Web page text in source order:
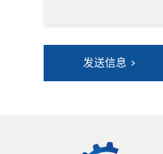
发送信息 >